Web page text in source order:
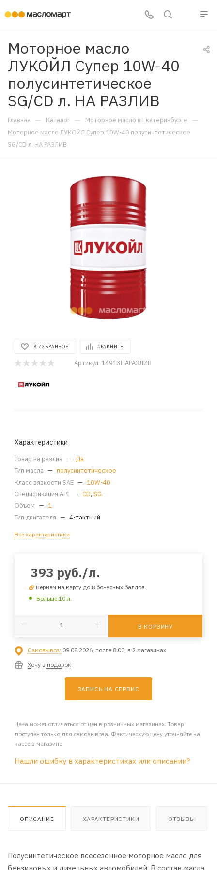
Моторное масло
ЛУКОЙЛ Супер 10W-40
полусинтетическое
SG/CD л. НА РАЗЛИВ
Главная — Каталог — Моторное масло в Екатеринбурге —
Моторное масло ЛУКОЙЛ Супер 10W-40 полусинтетическое
SG/CD л. НА РАЗЛИВ
В ИЗБРАННОЕ СРАВНИТЬ
Артикул: 14913НАРАЗЛИВ
Характеристики
Товар на разлив — Да
Тип масла — полусинтетическое
Класс вязкости SAE — 10W-40
Спецификация API — CD, SG
Объем — 1
Тип двигателя — 4-тактный
Все характеристики
393 руб./л.
Вернем на карту до 8 бонусных баллов
Больше 10 л.
В КОРЗИНУ
Самовывоз: 09.08.2026, после 8:00, в 2 магазинах
Хочу в подарок
ЗАПИСЬ НА СЕРВИС
Цена может отличаться от цен в розничных магазинах. Товар
доступен только для самовывоза. Фактическую цену уточняйте на
кассе в магазине
Нашли ошибку в характеристиках или описании?
ОПИСАНИЕ ХАРАКТЕРИСТИКИ ОТЗЫВЫ
Полусинтетическое всесезонное моторное масло для
бензиновых и дизельных автомобилей. В состав масла